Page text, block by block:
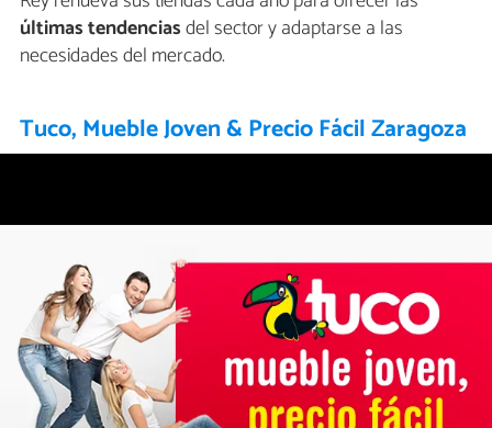
últimas tendenciasdel sector y adaptarse a las
necesidades del mercado.
Tuco, Mueble Joven & Precio Fácil Zaragoza